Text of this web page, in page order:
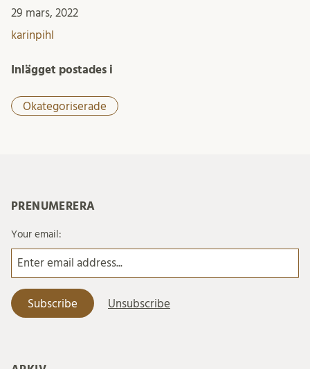
29 mars, 2022
karinpihl
Inlägget postades i
Okategoriserade
PRENUMERERA
Your email: